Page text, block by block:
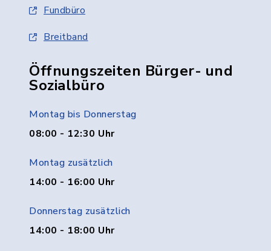
Fundbüro
Breitband
Öffnungszeiten Bürger- und
Sozialbüro
Montag bis Donnerstag
08:00 - 12:30 Uhr
Montag zusätzlich
14:00 - 16:00 Uhr
Donnerstag zusätzlich
14:00 - 18:00 Uhr